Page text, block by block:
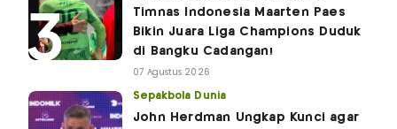
Timnas Indonesia Maarten Paes
Bikin Juara Liga Champions Duduk
di Bangku Cadangan!
07 Agustus 2026
Sepakbola Dunia
John Herdman Ungkap Kunci agar